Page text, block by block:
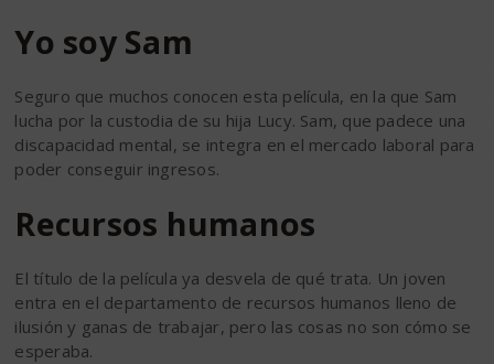
Yo soy Sam
Seguro que muchos conocen esta película, en la que Sam
lucha por la custodia de su hija Lucy. Sam, que padece una
discapacidad mental, se integra en el mercado laboral para
poder conseguir ingresos.
Recursos humanos
El título de la película ya desvela de qué trata. Un joven
entra en el departamento de recursos humanos lleno de
ilusión y ganas de trabajar, pero las cosas no son cómo se
esperaba.